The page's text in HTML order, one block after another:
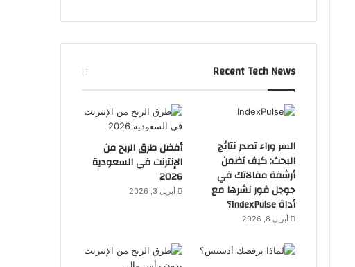
Recent Tech News
السر وراء تصدر نتائج
البحث: كيف تضمن
أرشفة مقالاتك في
جوجل فور نشرها مع
أداة IndexPulse؟
أبريل 8, 2026
أفضل طرق الربح من
الإنترنت في السعودية
2026
أبريل 3, 2026